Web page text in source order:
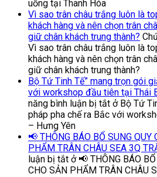
uống tại Thanh Hóa
Vì sao trân châu trắng luôn là
khách hàng và nên chọn trân
giữ chân khách trung thành?
Vì sao trân châu trắng luôn là
khách hàng và nên chọn trân
giữ chân khách trung thành?
Bộ Tứ Tinh Tế” mang trọn gói
với workshop đầu tiên tại Thái
năng bình luận bị tắt ở Bộ Tứ
pháp pha chế ra Bắc với
– Hưng Yên
📢 THÔNG BÁO BỔ SUNG
PHẨM TRÂN CHÂU SEA 3Q
luận bị tắt ở 📢 THÔNG BÁO
CHO SẢN PHẨM TRÂN CHÂU